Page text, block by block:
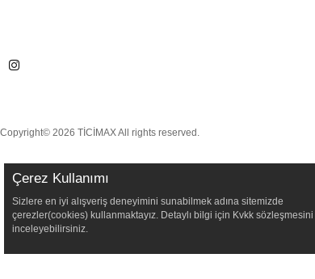
Copyright© 2026 TİCİMAX All rights reserved.
Çerez Kullanımı
Sizlere en iyi alışveriş deneyimini sunabilmek adına sitemizde
çerezler(cookies) kullanmaktayız. Detaylı bilgi için Kvkk sözleşmesini
inceleyebilirsiniz.